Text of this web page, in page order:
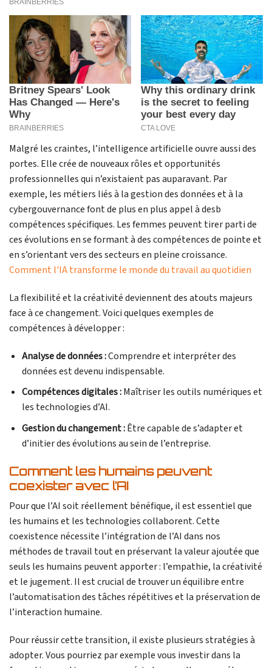
Malgré les craintes, l’intelligence artificielle ouvre aussi des
portes. Elle crée de nouveaux rôles et opportunités
professionnelles qui n’existaient pas auparavant. Par
exemple, les métiers liés à la gestion des données et à la
cybergouvernance font de plus en plus appel à desb
compétences spécifiques. Les femmes peuvent tirer parti de
ces évolutions en se formant à des compétences de pointe et
en s’orientant vers des secteurs en pleine croissance.
Comment l'IA transforme le monde du travail au quotidien
La flexibilité et la créativité deviennent des atouts majeurs
face à ce changement. Voici quelques exemples de
compétences à développer :
Analyse de données :Comprendre et interpréter des
données est devenu indispensable.
Compétences digitales :Maîtriser les outils numériques et
les technologies d’AI.
Gestion du changement :Être capable de s’adapter et
d’initier des évolutions au sein de l’entreprise.
Comment les humains peuvent
coexister avec l’AI
Pour que l’AI soit réellement bénéfique, il est essentiel que
les humains et les technologies collaborent. Cette
coexistence nécessite l’intégration de l’AI dans nos
méthodes de travail tout en préservant la valeur ajoutée que
seuls les humains peuvent apporter : l’empathie, la créativité
et le jugement. Il est crucial de trouver un équilibre entre
l’automatisation des tâches répétitives et la préservation de
l’interaction humaine.
Pour réussir cette transition, il existe plusieurs stratégies à
adopter. Vous pourriez par exemple vous investir dans la